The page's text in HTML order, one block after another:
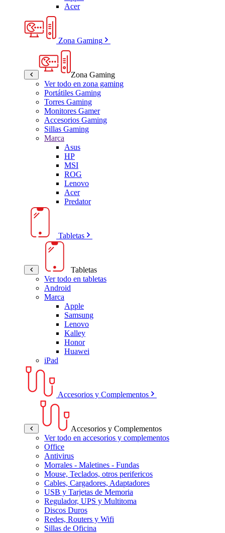
Acer
Zona Gaming
Zona Gaming
Ver todo en zona gaming
Portátiles Gaming
Torres Gaming
Monitores Gamer
Accesorios Gaming
Sillas Gaming
Marca
Asus
HP
MSI
ROG
Lenovo
Acer
Predator
Tabletas
Tabletas
Ver todo en tabletas
Android
Marca
Apple
Samsung
Lenovo
Kalley
Honor
Huawei
iPad
Accesorios y Complementos
Accesorios y Complementos
Ver todo en accesorios y complementos
Office
Antivirus
Morrales - Maletines - Fundas
Mouse, Teclados, otros perifericos
Cables, Cargadores, Adaptadores
USB y Tarjetas de Memoria
Regulador, UPS y Multitoma
Discos Duros
Redes, Routers y Wifi
Sillas de Oficina